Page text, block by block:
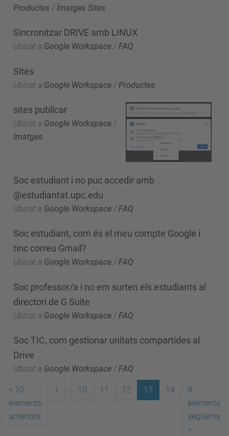
Productes / Imatges Sites
Sincronitzar DRIVE amb LINUX
Ubicat a Google Workspace /FAQ
Sites
Ubicat a Google Workspace / Productes
sites publicar
Ubicat a Google Workspace /
Imatges
Soc estudiant i no puc accedir amb
@estudiantat.upc.edu
Ubicat a Google Workspace /FAQ
Soc estudiant, com és el meu compte Google i
tinc correu Gmail?
Ubicat a Google Workspace /FAQ
Soc professor/a i no em surten els estudiants al
directori de G Suite
Ubicat a Google Workspace /FAQ
Soc TIC, com gestionar unitats compartides al
Drive
Ubicat a Google Workspace /FAQ
< 10
elements
anteriors
1 ... 10 11 12 13 14
9
elements
següents
>